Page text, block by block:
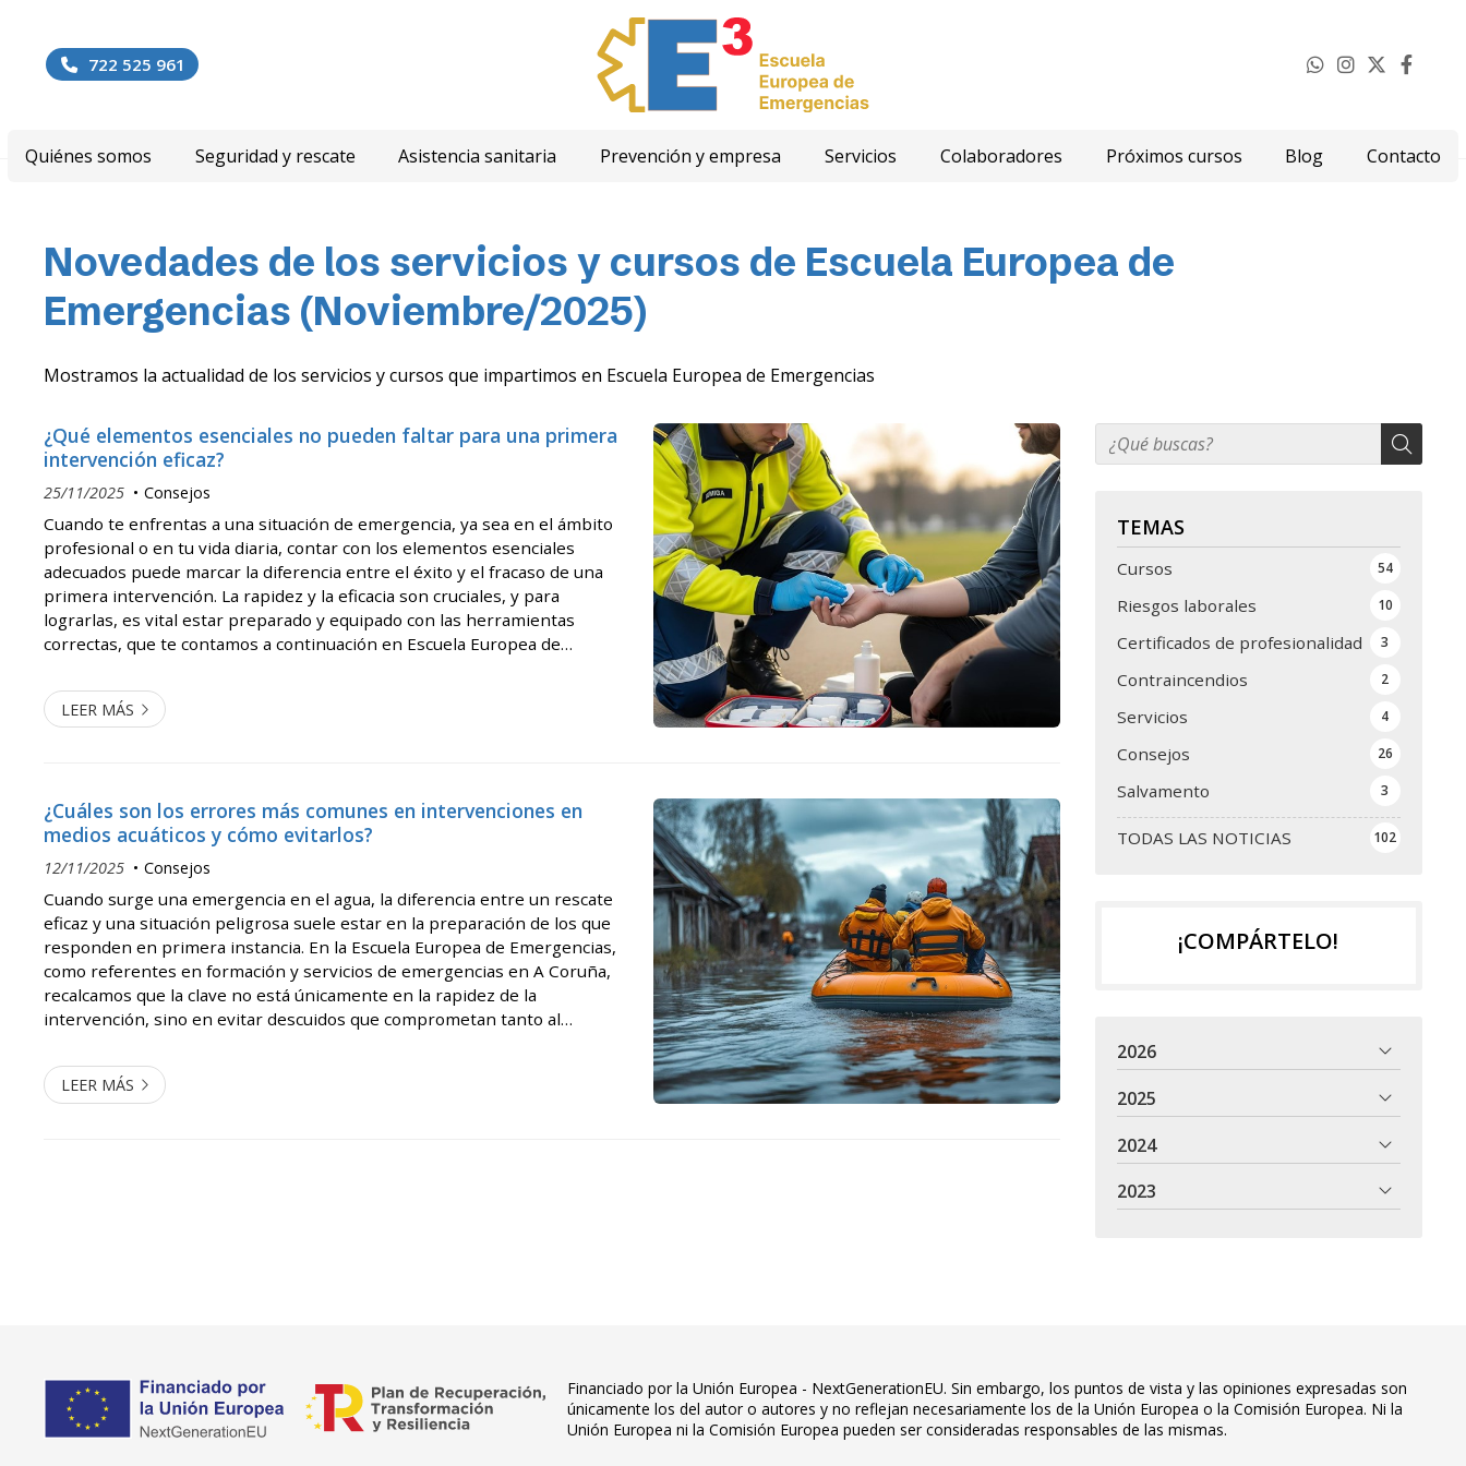
722 525 961
Quiénes somos Seguridad y rescate Asistencia sanitaria Prevención y empresa Servicios Colaboradores Próximos cursos Blog Contacto
Novedades de los servicios y cursos de Escuela Europea de
Emergencias (Noviembre/2025)
Mostramos la actualidad de los servicios y cursos que impartimos en Escuela Europea de Emergencias
TEMAS
TODAS LAS NOTICIAS 102
Cursos 54
Riesgos laborales 10
Certificados de profesionalidad 3
Contraincendios 2
Servicios 4
Consejos 26
Salvamento 3
¿Qué elementos esenciales no pueden faltar para una primera
intervención eficaz?
25/11/2025 Consejos
Cuando te enfrentas a una situación de emergencia, ya sea en el ámbito
profesional o en tu vida diaria, contar con los elementos esenciales
adecuados puede marcar la diferencia entre el éxito y el fracaso de una
primera intervención. La rapidez y la eficacia son cruciales, y para
lograrlas, es vital estar preparado y equipado con las herramientas
correctas, que te contamos a continuación en Escuela Europea de
equipo de em...
LEER MÁS
¿Cuáles son los errores más comunes en intervenciones en
medios acuáticos y cómo evitarlos?
12/11/2025 Consejos
Cuando surge una emergencia en el agua, la diferencia entre un rescate
eficaz y una situación peligrosa suele estar en la preparación de los que
responden en primera instancia. En la Escuela Europea de Emergencias,
como referentes en formación y servicios de emergencias en A Coruña,
recalcamos que la clave no está únicamente en la rapidez de la
intervención, sino en evitar descuidos que comprometan tanto al
estos contextos...
LEER MÁS
¡COMPÁRTELO!
2026
2025
2024
2023
Financiado por la Unión Europea - NextGenerationEU. Sin embargo, los puntos de vista y las opiniones expresadas son
únicamente los del autor o autores y no reflejan necesariamente los de la Unión Europea o la Comisión Europea. Ni la
Unión Europea ni la Comisión Europea pueden ser consideradas responsables de las mismas.